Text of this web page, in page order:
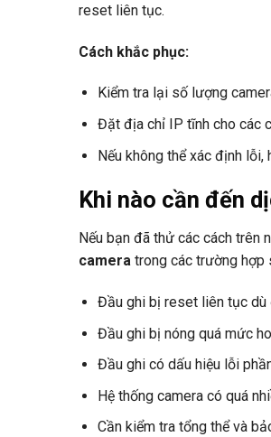
reset liên tục.
Cách khắc phục:
Kiểm tra lại số lượng
Đặt địa chỉ IP tĩnh cho các
Nếu không thể xác định lỗi,
Khi nào cần đến
Nếu bạn đã thử các cách trên
camera trong các trường hợp
Đầu ghi bị reset liên tục dù
Đầu ghi bị nóng quá mức
Đầu ghi có dấu hiệu lỗi
Hệ thống camera có quá
Cần kiểm tra tổng thể và